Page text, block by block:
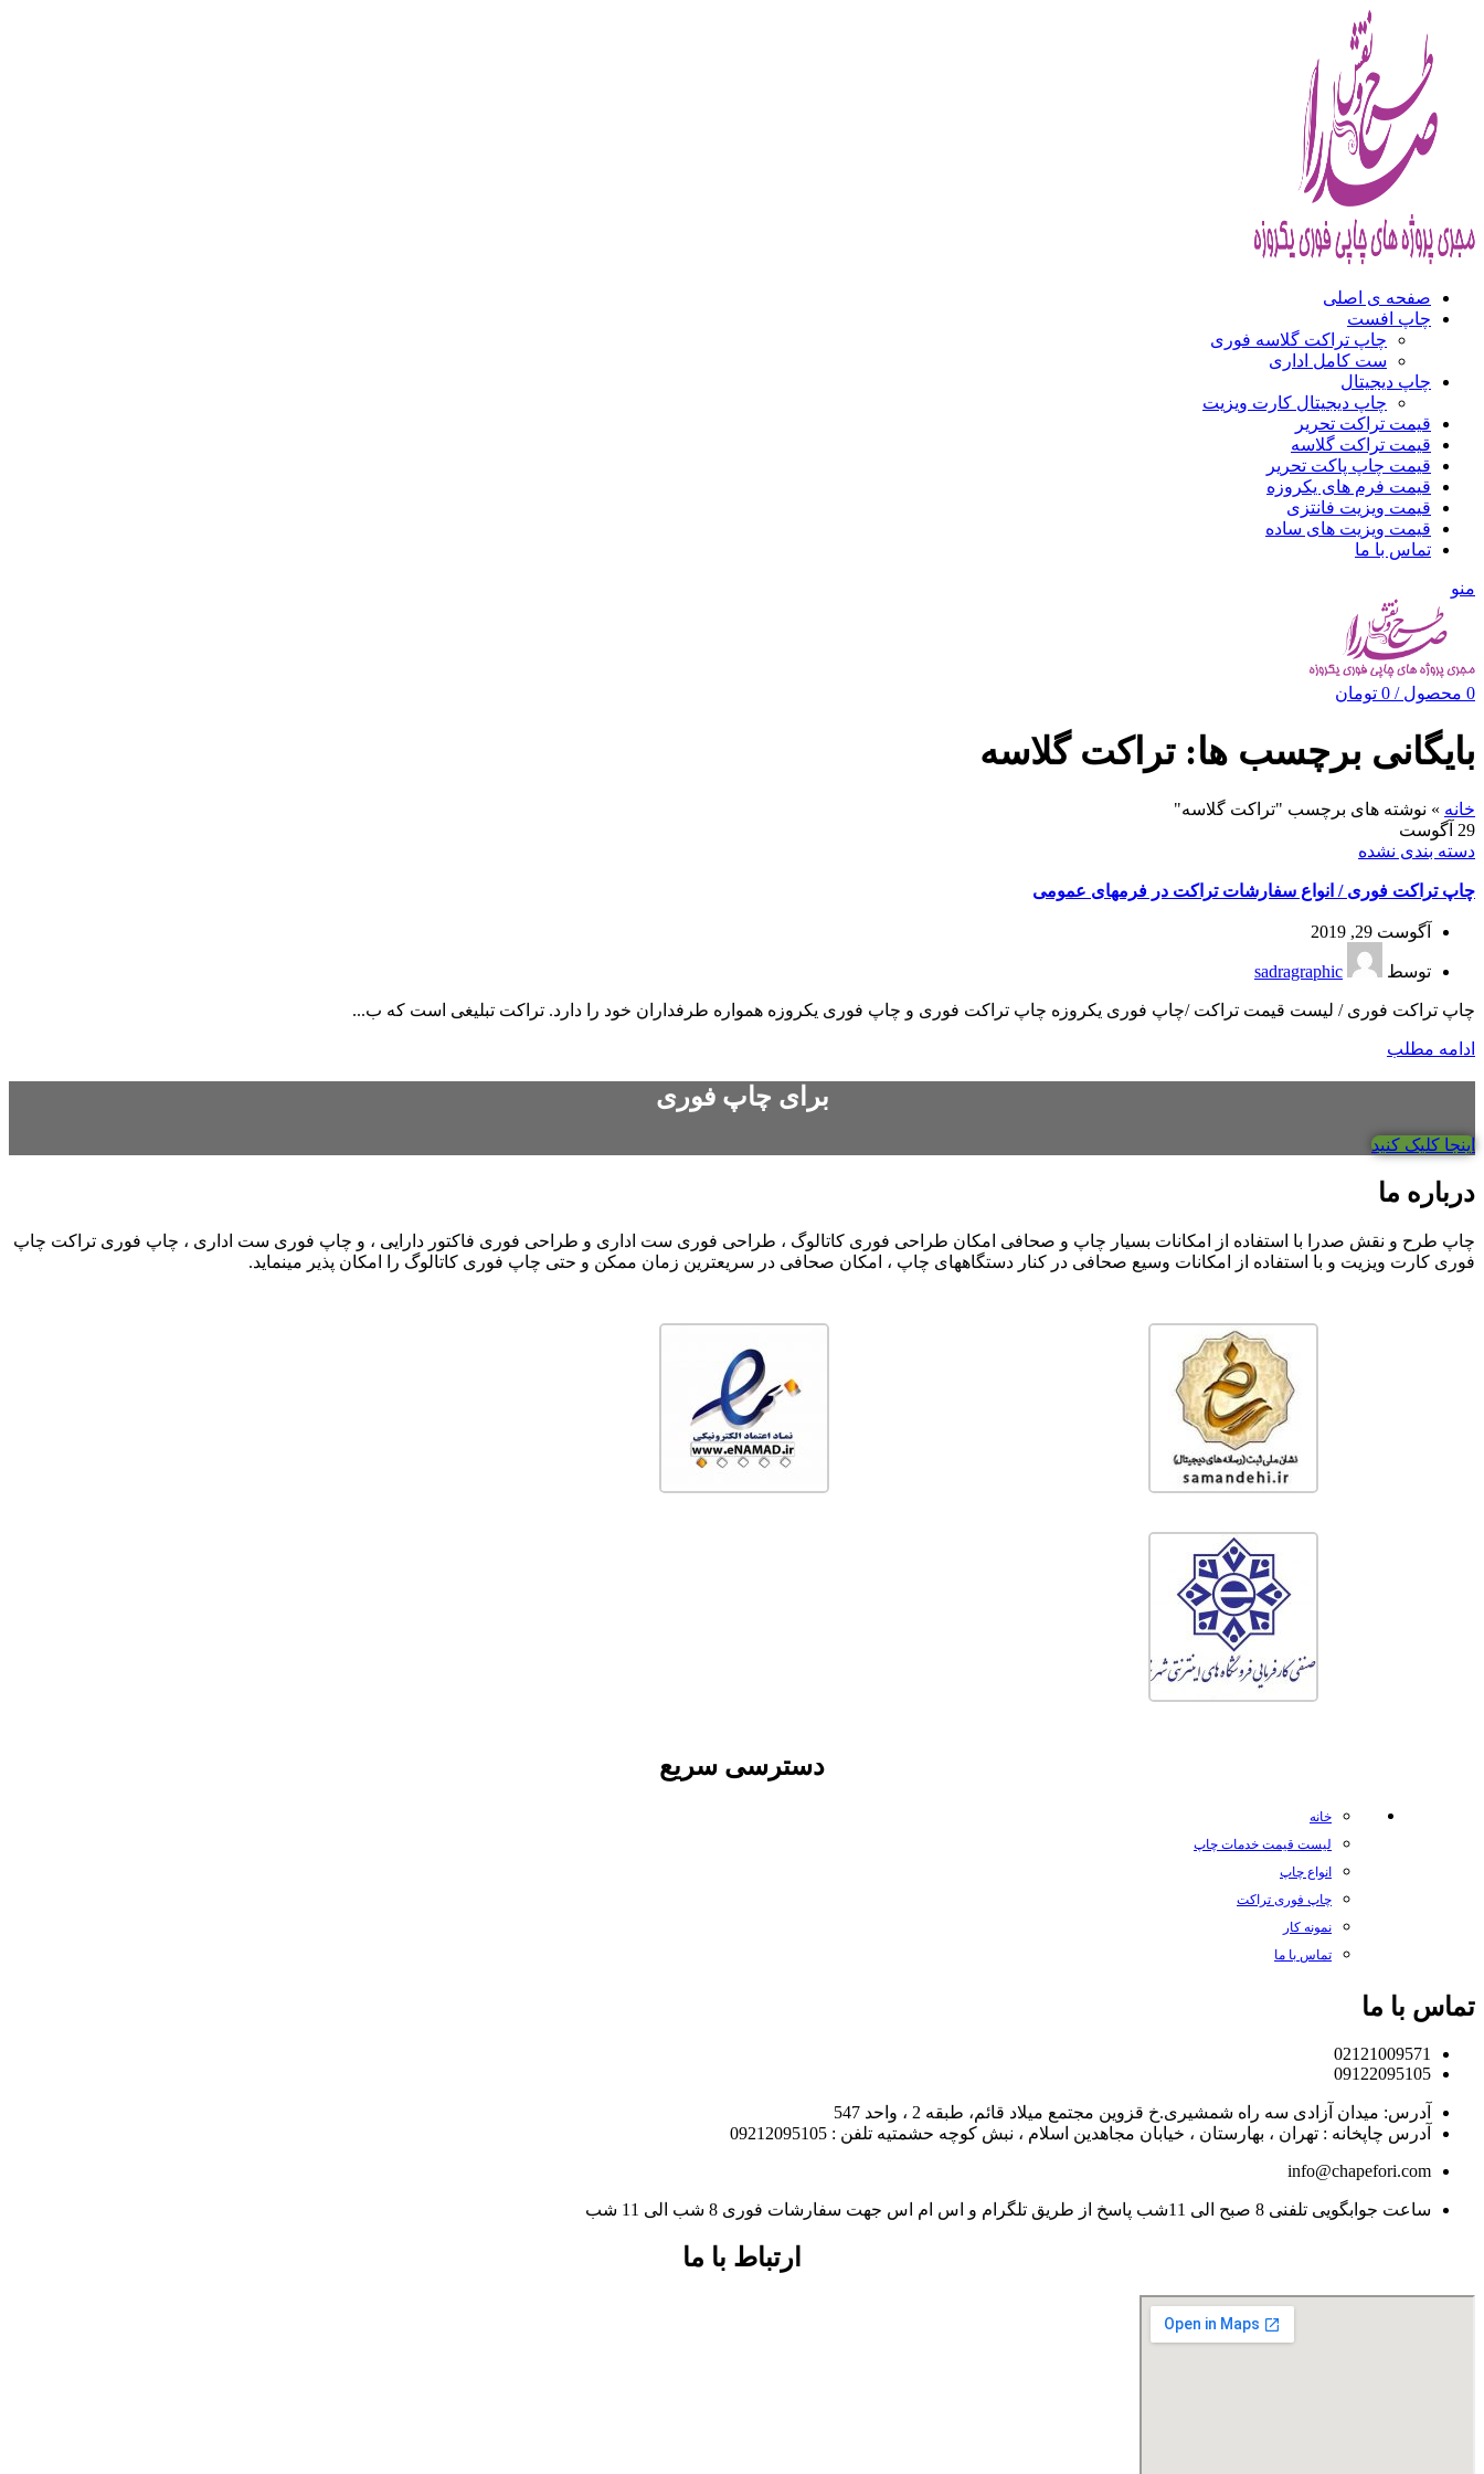
صفحه ی اصلی
چاپ افست
چاپ تراکت گلاسه فوری
ست کامل اداری
چاپ دیجیتال
چاپ دیجیتال کارت ویزیت
قیمت تراکت تحریر
قیمت تراکت گلاسه
قیمت چاپ پاکت تحریر
قیمت فرم های یکروزه
قیمت ویزیت فانتزی
قیمت ویزیت های ساده
تماس با ما
منو
0 محصول /
0 تومان
بایگانی برچسب ها: تراکت گلاسه
خانه » نوشته های برچسب "تراکت گلاسه"
29 آگوست
دسته بندی نشده
چاپ تراکت فوری / انواع سفارشات تراکت در فرمهای عمومی
آگوست 29, 2019
توسط sadragraphic
چاپ تراکت فوری / لیست قیمت تراکت /چاپ فوری یکروزه چاپ تراکت فوری و چاپ فوری یکروزه همواره طرفداران خود را دارد. تراکت تبلیغی است که ب...
ادامه مطلب
برای چاپ فوری
اینجا کلیک کنید
درباره ما
چاپ طرح و نقش صدرا با استفاده از امکانات بسیار چاپ و صحافی امکان طراحی فوری کاتالوگ ، طراحی فوری ست اداری و طراحی فوری فاکتور دارایی ، و چاپ فوری ست اداری ، چاپ فوری تراکت چاپ
فوری کارت ویزیت و با استفاده از امکانات وسیع صحافی در کنار دستگاههای چاپ ، امکان صحافی در سریعترین زمان ممکن و حتی چاپ فوری کاتالوگ را امکان پذیر مینماید.
دسترسی سریع
خانه
لیست قیمت خدمات چاپ
انواع چاپ
چاپ فوری تراکت
نمونه کار
تماس با ما
تماس با ما
02121009571
09122095105
آدرس: میدان آزادی سه راه شمشیری.خ قزوین مجتمع میلاد قائم، طبقه 2 ، واحد 547
آدرس چاپخانه : تهران ، بهارستان ، خیابان مجاهدین اسلام ، نبش کوچه حشمتیه تلفن : 09212095105
info@chapefori.com
ساعت جوابگویی تلفنی 8 صبح الی 11شب پاسخ از طریق تلگرام و اس ام اس جهت سفارشات فوری 8 شب الی 11 شب
ارتباط با ما